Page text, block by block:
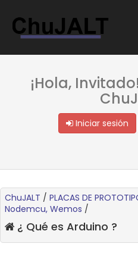
¡Hola,
Iniciar sesión
ChuJALT / PLACAS DE
Nodemcu, Wemos /
¿ Qué es Arduino ?